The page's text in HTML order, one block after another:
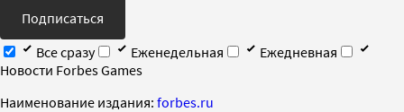
Подписаться
Все сразу
Еженедельная
Ежедневная
Новости Forbes Games
Наименование издания: forbes.ru